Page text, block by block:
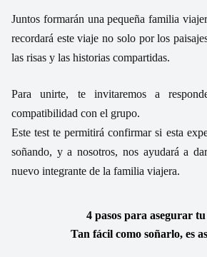
Juntos formarán una pequeña familia
recordará este viaje no solo por los
las risas y las historias compartidas.
Para unirte, te invitaremos a
compatibilidad con el grupo.
Este test te permitirá confirmar si esta
soñando, y a nosotros, nos ayudará a
nuevo integrante de la familia viajera.
4 pasos para asegurar
Tan fácil como soñarlo, es